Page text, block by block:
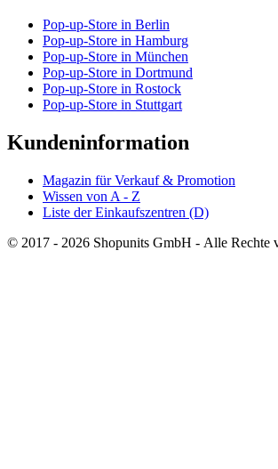
Pop-up-Store in Berlin
Pop-up-Store in Hamburg
Pop-up-Store in München
Pop-up-Store in Dortmund
Pop-up-Store in Rostock
Pop-up-Store in Stuttgart
Kundeninformation
Magazin für Verkauf & Promotion
Wissen von A - Z
Liste der Einkaufszentren (D)
© 2017 - 2026 Shopunits GmbH - Alle Rechte